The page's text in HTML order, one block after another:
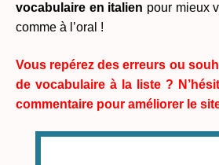
vocabulaire en italien pour mieux
comme à l’oral !
Vous repérez des erreurs ou
de vocabulaire à la liste ?
commentaire pour améliorer le